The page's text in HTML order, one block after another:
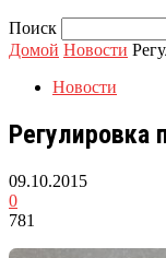
Поиск
Домой Новости
Новости
09.10.2015
0
781